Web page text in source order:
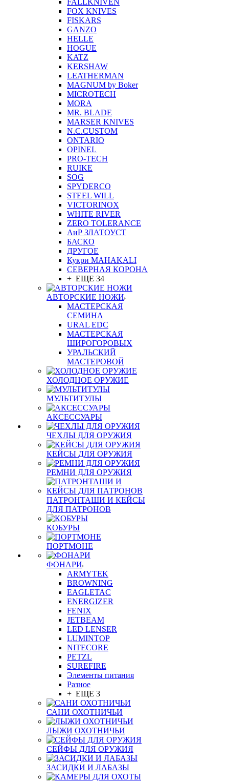
FALLKNIVEN
FOX KNIVES
FISKARS
GANZO
HELLE
HOGUE
KATZ
KERSHAW
LEATHERMAN
MAGNUM by Boker
MICROTECH
MORA
MR. BLADE
MARSER KNIVES
N.C.CUSTOM
ONTARIO
OPINEL
PRO-TECH
RUIKE
SOG
SPYDERCO
STEEL WILL
VICTORINOX
WHITE RIVER
ZERO TOLERANCE
АиР ЗЛАТОУСТ
БАСКО
ДРУГОЕ
Кукри MAHAKALI
СЕВЕРНАЯ КОРОНА
+ ЕЩЕ 34
АВТОРСКИЕ НОЖИ
МАСТЕРСКАЯ
СЕМИНА
URAL EDC
МАСТЕРСКАЯ
ШИРОГОРОВЫХ
УРАЛЬСКИЙ
МАСТЕРОВОЙ
ХОЛОДНОЕ ОРУЖИЕ
МУЛЬТИТУЛЫ
АКСЕССУАРЫ
ЧЕХЛЫ ДЛЯ ОРУЖИЯ
КЕЙСЫ ДЛЯ ОРУЖИЯ
РЕМНИ ДЛЯ ОРУЖИЯ
ПАТРОНТАШИ И КЕЙСЫ
ДЛЯ ПАТРОНОВ
КОБУРЫ
ПОРТМОНЕ
ФОНАРИ
ARMYTEK
BROWNING
EAGLETAC
ENERGIZER
FENIX
JETBEAM
LED LENSER
LUMINTOP
NITECORE
PETZL
SUREFIRE
Элементы питания
Разное
+ ЕЩЕ 3
САНИ ОХОТНИЧЬИ
ЛЫЖИ ОХОТНИЧЬИ
СЕЙФЫ ДЛЯ ОРУЖИЯ
ЗАСИДКИ И ЛАБАЗЫ